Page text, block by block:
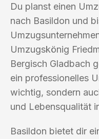
Du planst einen
nach Basildon und
Umzugskönig
Bergisch Gladbach
ein professionelles
wichtig, sondern
und Lebensqualität
Basildon bietet dir